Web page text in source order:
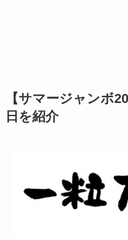
【サマージャンボ
日を紹介